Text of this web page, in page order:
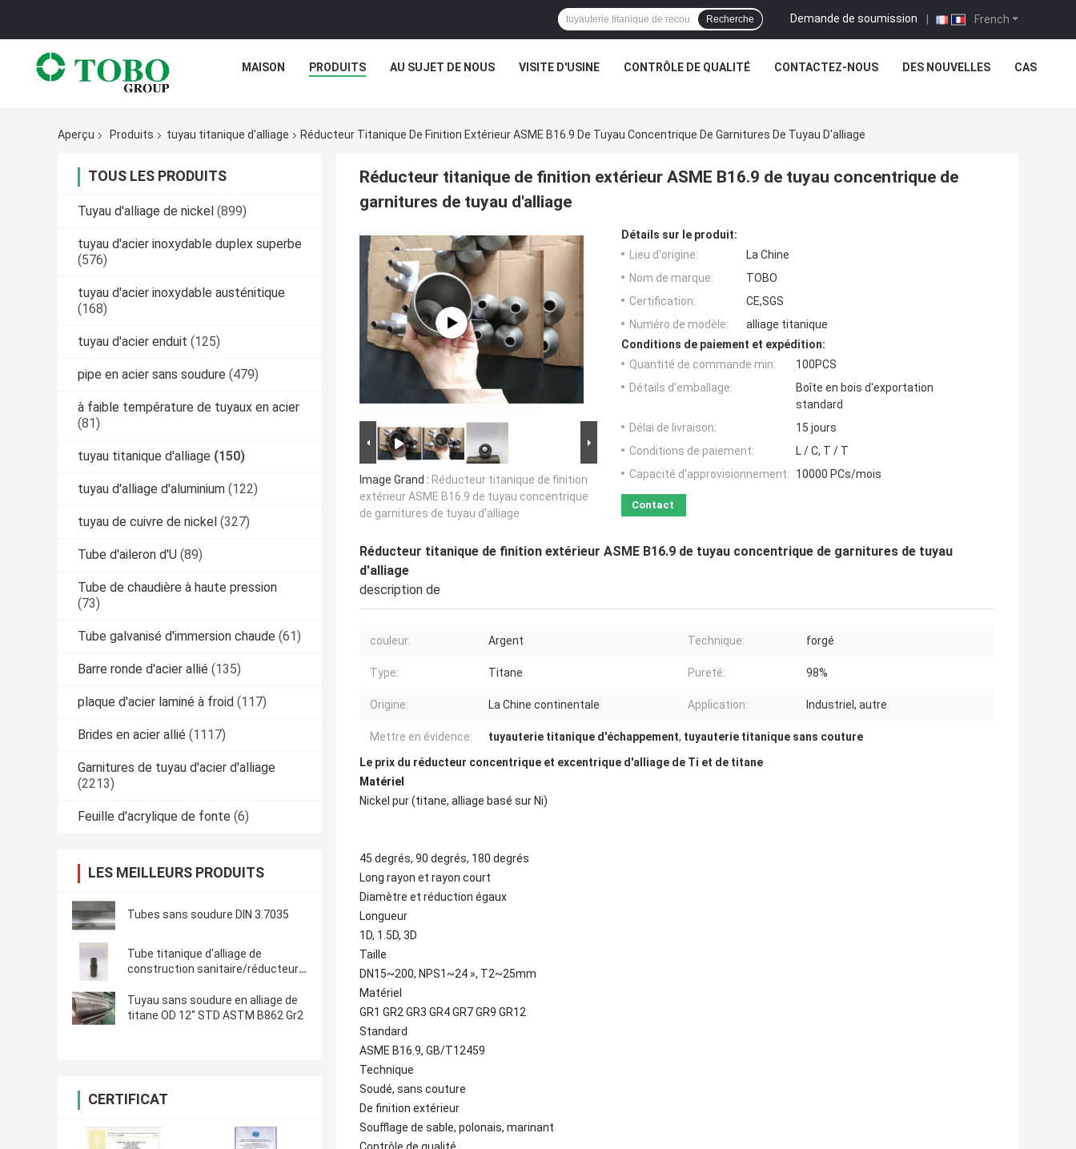
French
Demande de soumission |
Recherche
MAISON PRODUITS AU SUJET DE NOUS VISITE D'USINE CONTRÔLE DE QUALITÉ CONTACTEZ-NOUS DES NOUVELLES CAS
Aperçu Produits tuyau titanique d'alliage Réducteur Titanique De Finition Extérieur ASME B16.9 De Tuyau Concentrique De Garnitures De Tuyau D'alliage
TOUS LES PRODUITS
Tuyau d'alliage de nickel (899)
tuyau d'acier inoxydable duplex superbe
(576)
tuyau d'acier inoxydable austénitique
(168)
tuyau d'acier enduit (125)
pipe en acier sans soudure (479)
à faible température de tuyaux en acier
(81)
tuyau titanique d'alliage (150)
tuyau d'alliage d'aluminium (122)
tuyau de cuivre de nickel (327)
Tube d'aileron d'U (89)
Tube de chaudière à haute pression
(73)
Tube galvanisé d'immersion chaude (61)
Barre ronde d'acier allié (135)
plaque d'acier laminé à froid (117)
Brides en acier allié (1117)
Garnitures de tuyau d'acier d'alliage
(2213)
Feuille d'acrylique de fonte (6)
LES MEILLEURS PRODUITS
Tubes sans soudure DIN 3.7035
Tube titanique d'alliage de
construction sanitaire/réducteur
Tuyau sans soudure en alliage de
titane OD 12" STD ASTM B862 Gr2
CERTIFICAT
Réducteur titanique de finition extérieur ASME B16.9 de tuyau concentrique de
garnitures de tuyau d'alliage
Image Grand : Réducteur titanique de finition
extérieur ASME B16.9 de tuyau concentrique
de garnitures de tuyau d'alliage
Détails sur le produit:
Lieu d'origine:
La Chine
Nom de marque:
TOBO
Certification:
CE,SGS
Numéro de modèle:
alliage titanique
Conditions de paiement et expédition:
Quantité de commande min:
100PCS
Détails d'emballage:
Boîte en bois d'exportation
standard
Délai de livraison:
15 jours
Conditions de paiement:
L / C, T / T
Capacité d'approvisionnement:
10000 PCs/mois
Contact
Réducteur titanique de finition extérieur ASME B16.9 de tuyau concentrique de garnitures de tuyau
d'alliage
description de
couleur: Argent Technique: forgé
Type: Titane Pureté: 98%
Origine: La Chine continentale Application: Industriel, autre
Mettre en évidence: tuyauterie titanique d'échappement, tuyauterie titanique sans couture
Le prix du réducteur concentrique et excentrique d'alliage de Ti et de titane
Matériel
Nickel pur (titane, alliage basé sur Ni)
45 degrés, 90 degrés, 180 degrés
Long rayon et rayon court
Diamètre et réduction égaux
Longueur
1D, 1.5D, 3D
Taille
DN15~200, NPS1~24 », T2~25mm
Matériel
GR1 GR2 GR3 GR4 GR7 GR9 GR12
Standard
ASME B16.9, GB/T12459
Technique
Soudé, sans couture
De finition extérieur
Soufflage de sable, polonais, marinant